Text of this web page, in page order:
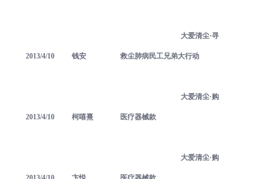
2013/4/10 钱安
大爱清尘·寻
救尘肺病民工兄弟大行动
2013/4/10 柯嘻熹
大爱清尘·购
医疗器械款
大爱清尘·购